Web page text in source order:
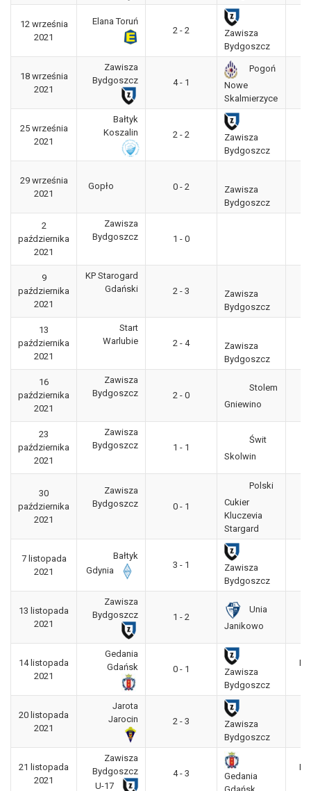
12 września
2021
Elana Toruń
2 - 2
Zawisza
Bydgoszcz
18 września
2021
Zawisza
Bydgoszcz
4 - 1
Pogoń
Nowe
Skalmierzyce
25 września
2021
Bałtyk
Koszalin
2 - 2
Zawisza
Bydgoszcz
29 września
2021
Gopło 0 - 2
Zawisza
Bydgoszcz
2
października
2021
Zawisza
Bydgoszcz
1 - 0
9
października
2021
KP Starogard
Gdański
2 - 3
Zawisza
Bydgoszcz
13
października
2021
Start
Warlubie
2 - 4
Zawisza
Bydgoszcz
16
października
2021
Zawisza
Bydgoszcz
2 - 0
Stolem
Gniewino
23
października
2021
Zawisza
Bydgoszcz
1 - 1
Świt
Skolwin
30
października
2021
Zawisza
Bydgoszcz
0 - 1
Polski
Cukier
Kluczevia
Stargard
7 listopada
2021
Bałtyk
Gdynia
3 - 1
Zawisza
Bydgoszcz
13 listopada
2021
Zawisza
Bydgoszcz
1 - 2
Unia
Janikowo
14 listopada
2021
Gedania
Gdańsk
0 - 1
Zawisza
Bydgoszcz
20 listopada
2021
Jarota
Jarocin
2 - 3
Zawisza
Bydgoszcz
21 listopada
2021
Zawisza
Bydgoszcz
U-17
4 - 3
Gedania